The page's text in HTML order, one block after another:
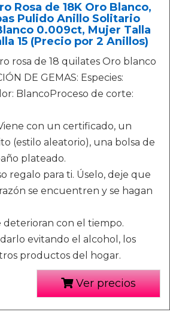
Rosa de 18K Oro Blanco,
Pulido Anillo Solitario
0.009ct, Mujer Talla
15 (Precio por 2 Anillos)
rosa de 18 quilates Oro blanco
DE GEMAS: Especies:
BlancoProceso de corte:
con un certificado, un
(estilo aleatorio), una bolsa de
plateado.
regalo para ti. Úselo, deje que
se encuentren y se hagan
deterioran con el tiempo.
evitando el alcohol, los
productos del hogar.
Ver precios